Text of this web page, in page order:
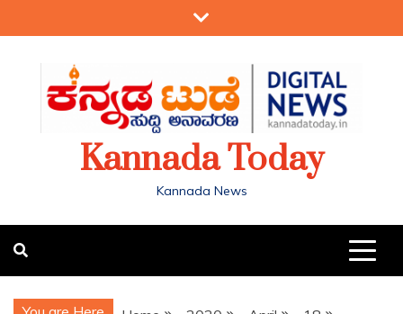
Kannada Today
Kannada News